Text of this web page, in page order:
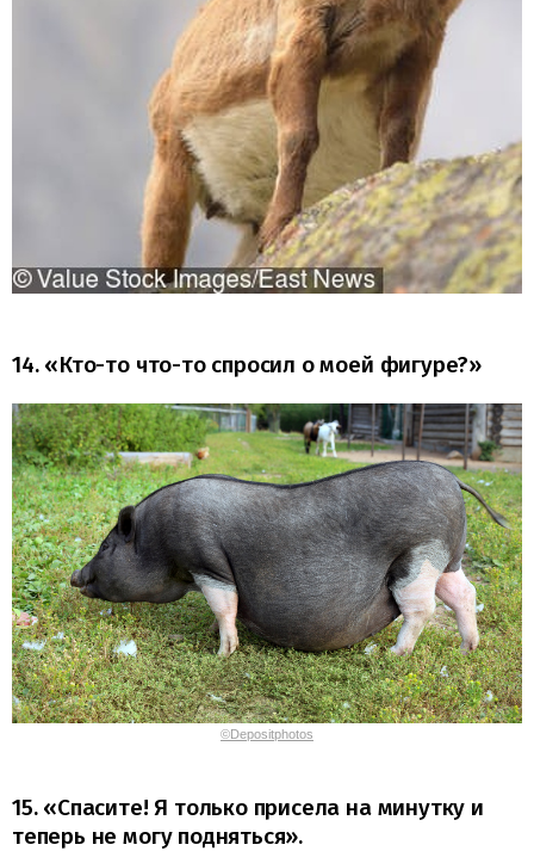
14. «Кто-то что-то спросил о моей фигуре?»
©Depositphotos
15. «Спасите! Я только присела на минутку и
теперь не могу подняться».